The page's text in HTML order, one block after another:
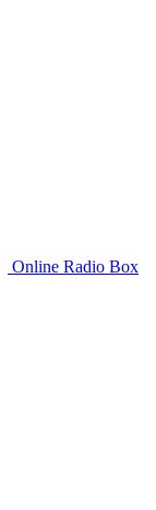
Online Radio Box